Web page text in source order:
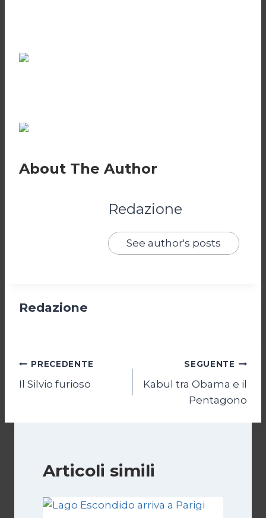
About The Author
Redazione
See author's posts
Redazione
Navigazione
articoli
PRECEDENTE
Il Silvio furioso
SEGUENTE
Kabul tra Obama e il
Pentagono
Articoli simili